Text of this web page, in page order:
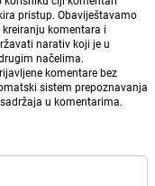
pristup. Obaviještavamo
komentara i
narativ koji je u
načelima.
komentare bez
sistem prepoznavanja
u komentarima.